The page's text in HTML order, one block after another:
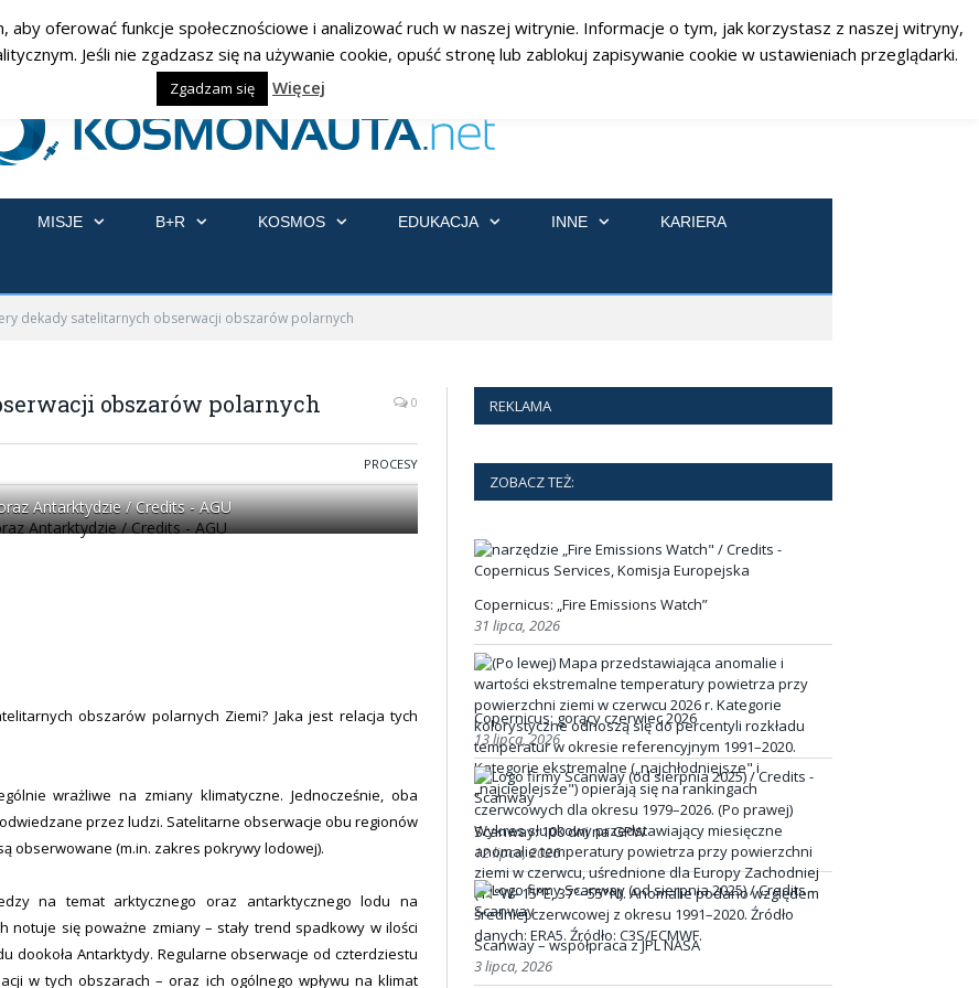
RSS Facebook
Twitter
MISJE B+R KOSMOS EDUKACJA INNE KARIERA
dekady satelitarnych obserwacji obszarów polarnych
obszarów polarnych 0
PROCESY
Antarktydzie / Credits - AGU
obszarów polarnych Ziemi? Jaka jest relacja tych
wrażliwe na zmiany klimatyczne. Jednocześnie, oba
przez ludzi. Satelitarne obserwacje obu regionów
obserwowane (m.in. zakres pokrywy lodowej).
na temat arktycznego oraz antarktycznego lodu na
się poważne zmiany – stały trend spadkowy w ilości
dookoła Antarktydy. Regularne obserwacje od czterdziestu
w tych obszarach – oraz ich ogólnego wpływu na klimat
REKLAMA
ZOBACZ TEŻ:
Copernicus: „Fire Emissions Watch”
31 lipca, 2026
Copernicus: gorący czerwiec 2026
13 lipca, 2026
Scanway: 100 dni na GPW
12 lipca, 2026
Scanway – współpraca z JPL NASA
3 lipca, 2026
oferować funkcje społecznościowe i analizować ruch w naszej witrynie. Informacje o tym, jak korzystasz z naszej witryny,
Jeśli nie zgadzasz się na używanie cookie, opuść stronę lub zablokuj zapisywanie cookie w ustawieniach przeglądarki.
Zgadzam się Więcej